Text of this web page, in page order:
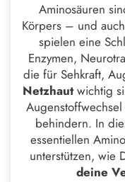
Aminosäuren
Körpers – und
spielen eine
Enzymen,
die für Sehkraft,
Netzhautwichtig
behindern. In
essentiellen
unterstützen, wie
deine